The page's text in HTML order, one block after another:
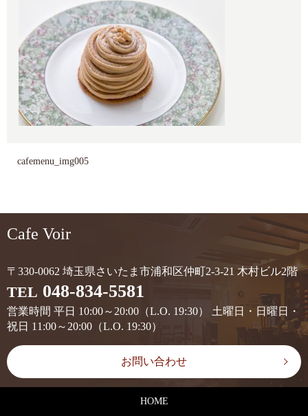
cafemenu_img005
Cafe Voir
〒330-0062 埼玉県さいたま市浦和区仲町2-3-21 木村ビル2階
TEL 048-834-5581
営業時間 平日 10:00～20:00（L.O. 19:30） 土曜日・日曜日・
祝日 11:00～20:00（L.O. 19:30）
お問い合わせ
HOME